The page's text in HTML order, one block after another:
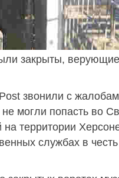
закрыты,
звонили с
могли попасть во
территории
службах в